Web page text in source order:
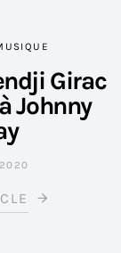
Girac
Johnny